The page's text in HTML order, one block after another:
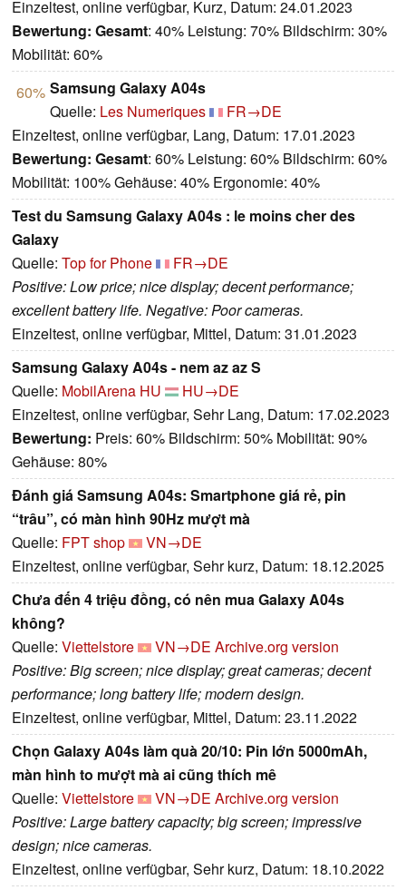
Einzeltest, online verfügbar, Kurz, Datum: 24.01.2023
Bewertung: Gesamt: 40% Leistung: 70% Bildschirm: 30%
Mobilität: 60%
60% Samsung Galaxy A04s
Quelle: Les Numeriques
FR→DE
Einzeltest, online verfügbar, Lang, Datum: 17.01.2023
Bewertung: Gesamt: 60% Leistung: 60% Bildschirm: 60%
Mobilität: 100% Gehäuse: 40% Ergonomie: 40%
Test du Samsung Galaxy A04s : le moins cher des
Galaxy
Quelle: Top for Phone
FR→DE
Positive: Low price; nice display; decent performance;
excellent battery life. Negative: Poor cameras.
Einzeltest, online verfügbar, Mittel, Datum: 31.01.2023
Samsung Galaxy A04s - nem az az S
Quelle: MobilArena HU
HU→DE
Einzeltest, online verfügbar, Sehr Lang, Datum: 17.02.2023
Bewertung: Preis: 60% Bildschirm: 50% Mobilität: 90%
Gehäuse: 80%
Đánh giá Samsung A04s: Smartphone giá rẻ, pin
“trâu”, có màn hình 90Hz mượt mà
Quelle: FPT shop
VN→DE
Einzeltest, online verfügbar, Sehr kurz, Datum: 18.12.2025
Chưa đến 4 triệu đồng, có nên mua Galaxy A04s
không?
Quelle: Viettelstore VN→DE Archive.org version
Positive: Big screen; nice display; great cameras; decent
performance; long battery life; modern design.
Einzeltest, online verfügbar, Mittel, Datum: 23.11.2022
Chọn Galaxy A04s làm quà 20/10: Pin lớn 5000mAh,
màn hình to mượt mà ai cũng thích mê
Quelle: Viettelstore VN→DE Archive.org version
Positive: Large battery capacity; big screen; impressive
design; nice cameras.
Einzeltest, online verfügbar, Sehr kurz, Datum: 18.10.2022